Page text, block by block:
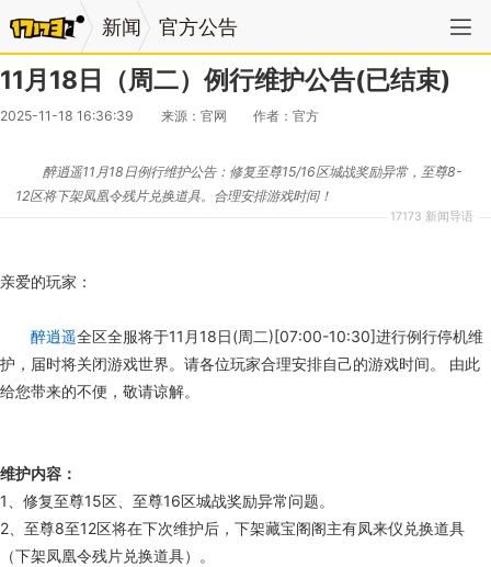
新闻 官方公告
11月18日（周二）例行维护公告(已结束)
2025-11-18 16:36:39 来源：官网 作者：官方
17173 新闻导语
醉逍遥11月18日例行维护公告：修复至尊15/16区城战奖励异常，至尊8-
12区将下架凤凰令残片兑换道具。合理安排游戏时间！
亲爱的玩家：
醉逍遥全区全服将于11月18日(周二)[07:00-10:30]进行例行停机维
护，届时将关闭游戏世界。请各位玩家合理安排自己的游戏时间。 由此
给您带来的不便，敬请谅解。
维护内容：
1、修复至尊15区、至尊16区城战奖励异常问题。
2、至尊8至12区将在下次维护后，下架藏宝阁阁主有凤来仪兑换道具
（下架凤凰令残片兑换道具）。